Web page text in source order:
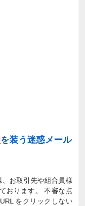
装う迷惑メール
お取引先や組合員様
おります。 不審な点
をクリックしない